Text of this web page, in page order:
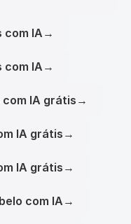
com IA →
com IA →
IA grátis →
IA grátis →
IA grátis →
com IA →